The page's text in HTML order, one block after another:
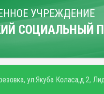
УЧРЕЖДЕНИЕ
СОЦИАЛЬНЫЙ
ул.Якуба Коласа,д.2,